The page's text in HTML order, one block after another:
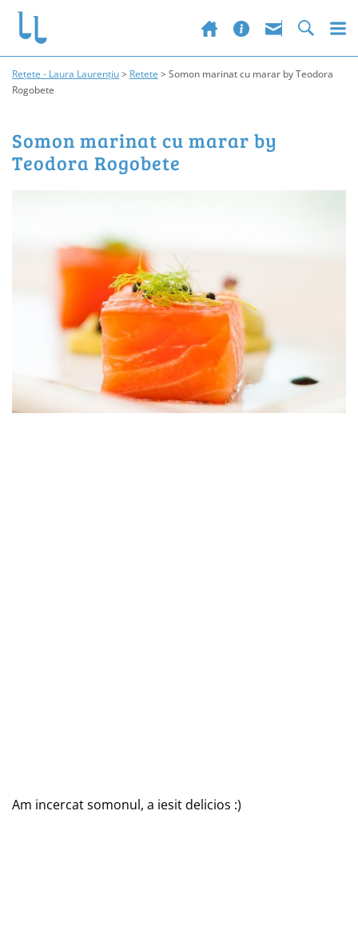
Rețete - Laura Laurențiu> Retete > Somon marinat cu marar by Teodora
Rogobete
Somon marinat cu marar by
Teodora Rogobete
Am incercat somonul, a iesit delicios :)